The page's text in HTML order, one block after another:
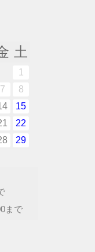
土
1
7
8
15
22
29
まで